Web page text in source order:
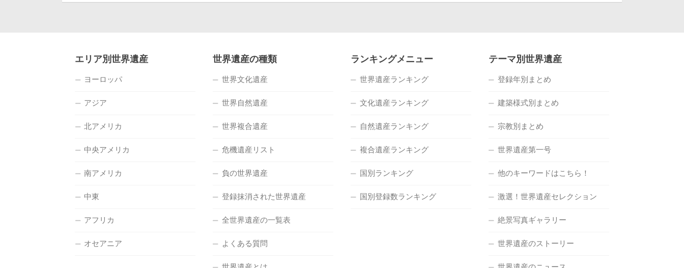
エリア別世界遺産
ヨーロッパ
アジア
北アメリカ
中央アメリカ
南アメリカ
中東
アフリカ
オセアニア
世界遺産の種類
世界文化遺産
世界自然遺産
世界複合遺産
危機遺産リスト
負の世界遺産
登録抹消された世界遺産
全世界遺産の一覧表
よくある質問
ランキングメニュー
世界遺産ランキング
文化遺産ランキング
自然遺産ランキング
複合遺産ランキング
国別ランキング
国別登録数ランキング
テーマ別世界遺産
登録年別まとめ
建築様式別まとめ
宗教別まとめ
世界遺産第一号
他のキーワードはこちら！
激選！世界遺産セレクション
絶景写真ギャラリー
世界遺産のストーリー